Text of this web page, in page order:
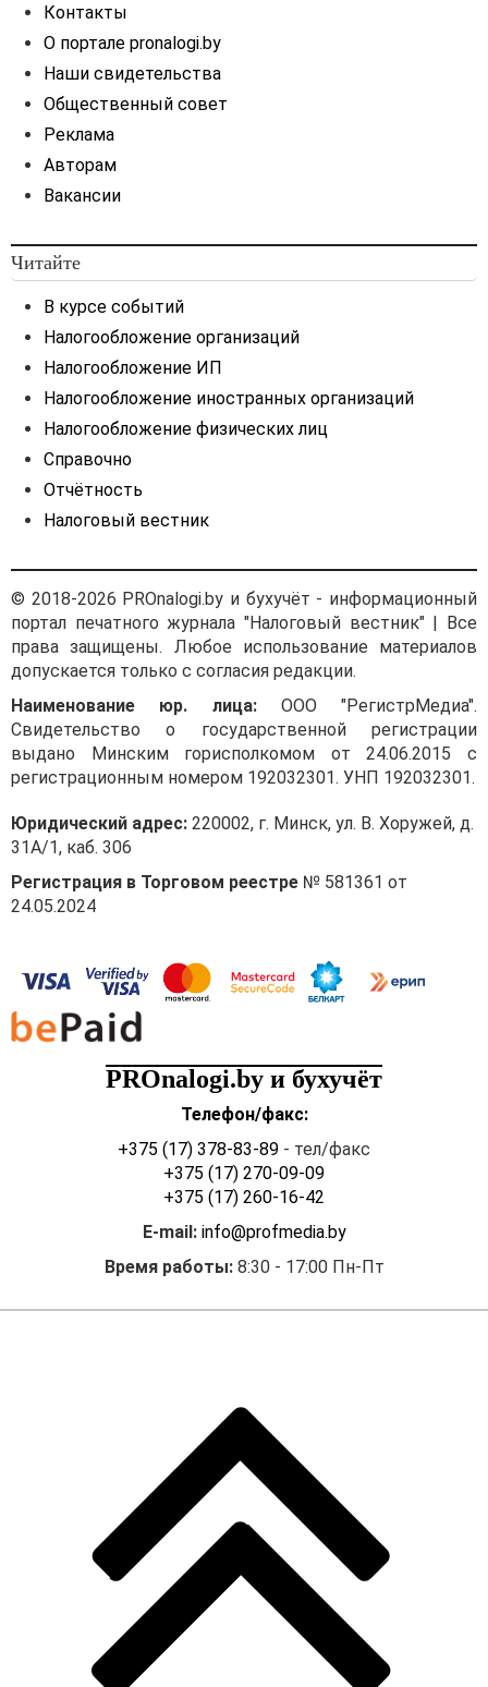
Контакты
О портале pronalogi.by
Наши свидетельства
Общественный совет
Реклама
Авторам
Вакансии
Читайте
В курсе событий
Налогообложение организаций
Налогообложение ИП
Налогообложение иностранных организаций
Налогообложение физических лиц
Справочно
Отчётность
Налоговый вестник
© 2018-2026 PROnalogi.by и бухучёт - информационный
портал печатного журнала "Налоговый вестник" | Все
права защищены. Любое использование материалов
допускается только с согласия редакции.
Наименование юр. лица:ООО "РегистрМедиа".
Свидетельство о государственной регистрации
выдано Минским горисполкомом от 24.06.2015 с
регистрационным номером 192032301. УНП 192032301.
Юридический адрес: 220002, г. Минск, ул. В. Хоружей, д.
31А/1, каб. 306
Регистрация в Торговом реестре № 581361 от
24.05.2024
PROnalogi.by и бухучёт
Телефон/факс:
+375 (17) 378-83-89 - тел/факс
+375 (17) 270-09-09
+375 (17) 260-16-42
E-mail: info@profmedia.by
Время работы:8:30 - 17:00 Пн-Пт